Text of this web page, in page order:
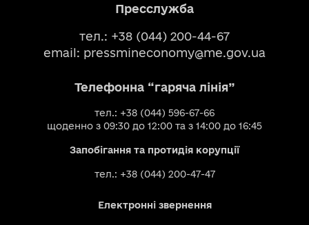
Пресслужба
тел.: +38 (044) 200-44-67
email: pressmineconomy@me.gov.ua
Телефонна “гаряча лінія”
тел.: +38 (044) 596-67-66
щоденно з 09:30 до 12:00 та з 14:00 до 16:45
Запобігання та протидія корупції
тел.: +38 (044) 200-47-47
Електронні звернення